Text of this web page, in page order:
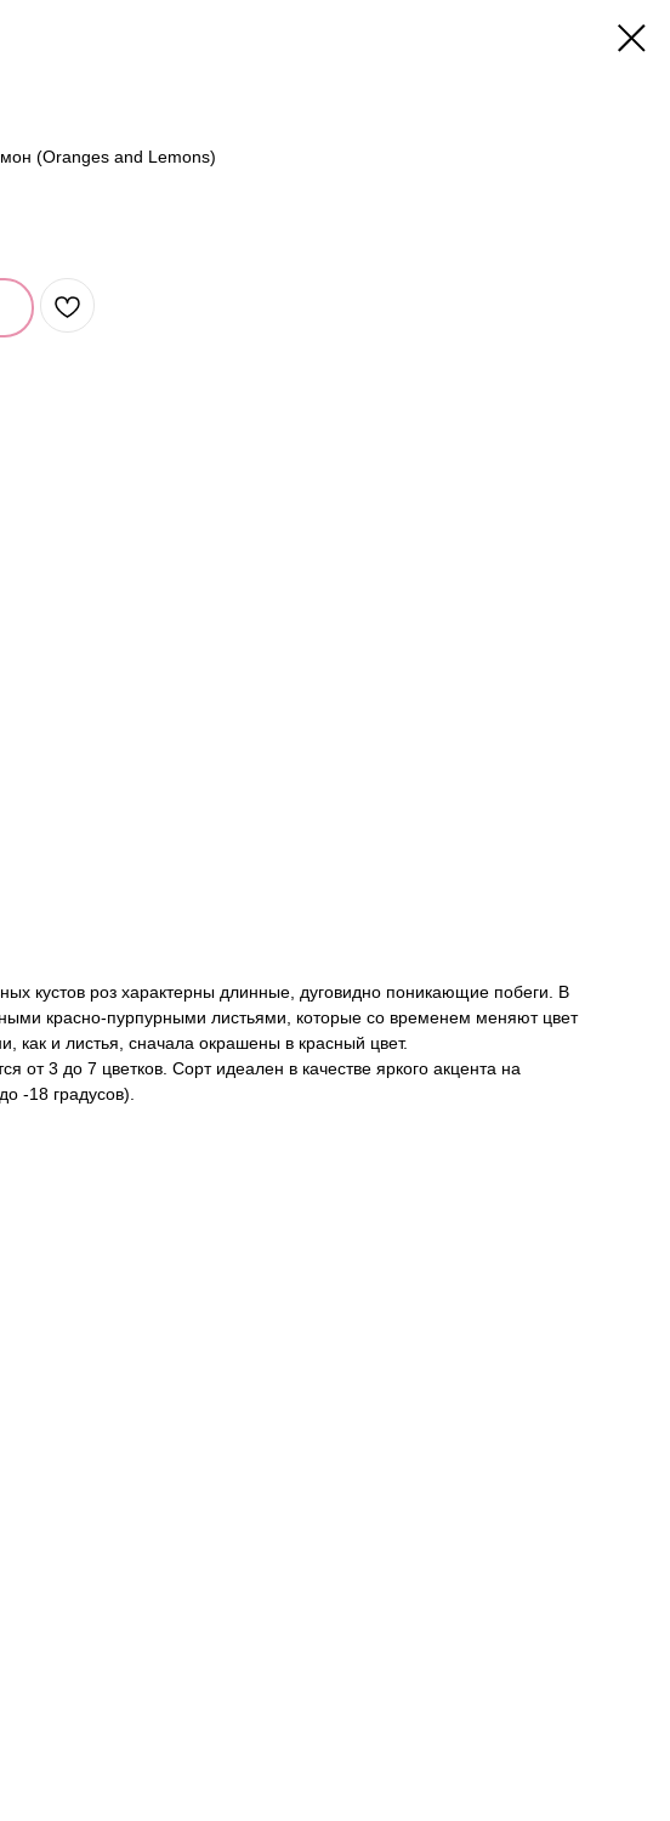
(Oranges and Lemons)
кустов роз характерны длинные, дуговидно поникающие побеги. В
красно-пурпурными листьями, которые со временем меняют цвет
и листья, сначала окрашены в красный цвет.
3 до 7 цветков. Сорт идеален в качестве яркого акцента на
-18 градусов).